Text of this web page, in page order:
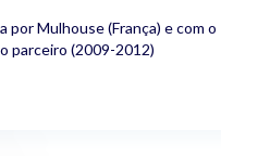
por Mulhouse (França) e com o
parceiro (2009-2012)